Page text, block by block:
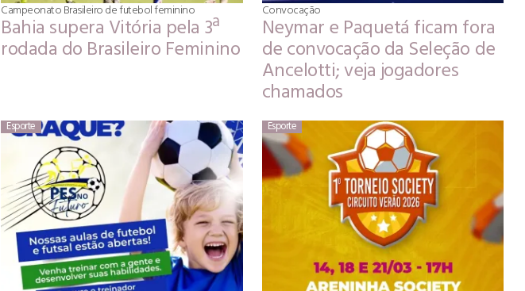
Campeonato Brasileiro de futebol feminino
Bahia supera Vitória pela 3ª
rodada do Brasileiro Feminino
Convocação
Neymar e Paquetá ficam fora
de convocação da Seleção de
Ancelotti; veja jogadores
chamados
Esporte Esporte